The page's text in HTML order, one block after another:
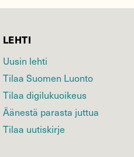
LEHTI
Uusin lehti
Tilaa Suomen Luonto
Tilaa digilukuoikeus
Äänestä parasta juttua
Tilaa uutiskirje